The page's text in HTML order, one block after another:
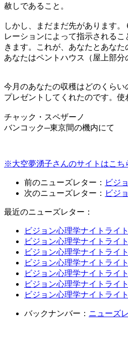
赦しであること。
しかし、まだまだ先があります
レーションによって指示される
きます。これが、あなたとあな
あなたはペントハウス（屋上部
今月のあなたの収穫はどのくら
プレゼントしてくれたのです。
チャック・スペザーノ
バンコック─東京間の機内にて
※大空夢湧子さんのサイトはこち
前のニューズレター： ビジ
次のニューズレター： ビジ
最近のニューズレター：
ビジョン心理学ナイトライ
ビジョン心理学ナイトライ
ビジョン心理学ナイトライ
ビジョン心理学ナイトライ
ビジョン心理学ナイトライ
ビジョン心理学ナイトライ
ビジョン心理学ナイトライ
バックナンバー： ニューズ